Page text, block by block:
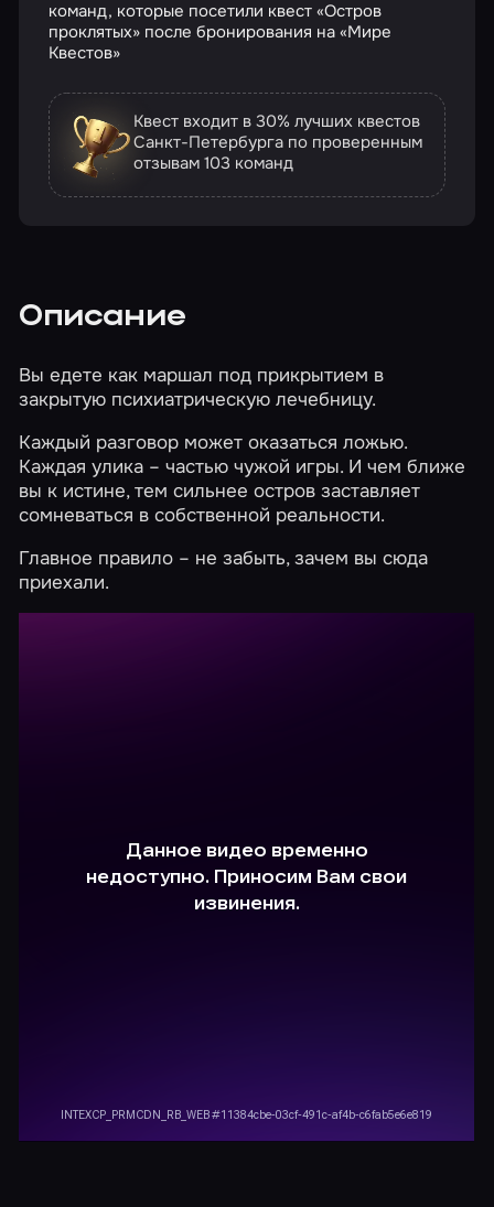
команд, которые посетили квест «Остров
проклятых» после бронирования на «Мире
Квестов»
Квест входит в 30% лучших квестов
Санкт-Петербурга по проверенным
отзывам103 команд
Описание
Вы едете как маршал под прикрытием в
закрытую психиатрическую лечебницу.
Каждый разговор может оказаться ложью.
Каждая улика – частью чужой игры. И чем ближе
вы к истине, тем сильнее остров заставляет
сомневаться в собственной реальности.
Главное правило – не забыть, зачем вы сюда
приехали.